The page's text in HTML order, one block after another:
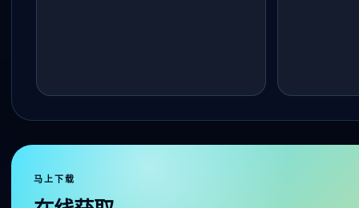
马上下载